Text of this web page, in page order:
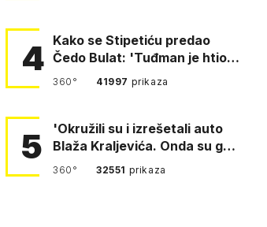
4 Kako se Stipetiću predao
Čedo Bulat: 'Tuđman je htio
da se prerušim u ženu'
360° 41997 prikaza
5
'Okružili su i izrešetali auto
Blaža Kraljevića. Onda su ga
vukli po cesti'
360° 32551 prikaza